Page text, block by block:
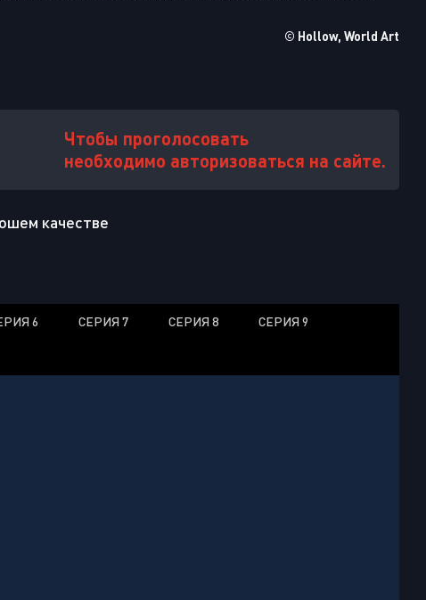
© Hollow, World Art
Чтобы проголосовать
необходимо авторизоваться на сайте.
качестве
6 СЕРИЯ 7 СЕРИЯ 8 СЕРИЯ 9